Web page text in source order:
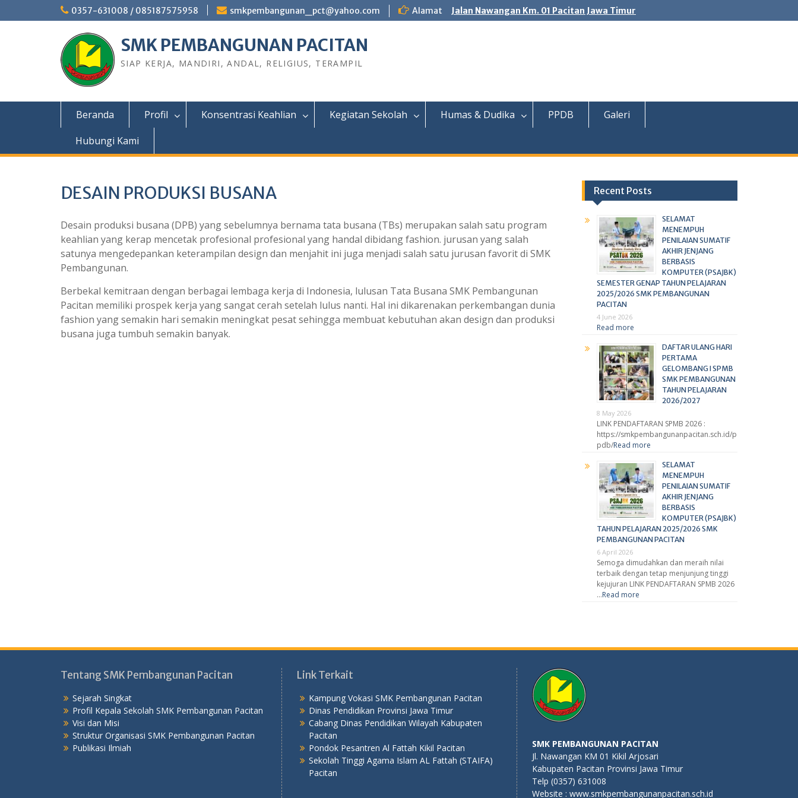
0357-631008 / 085187575958 smkpembangunan_pct@yahoo.com Alamat Jalan Nawangan Km. 01 Pacitan Jawa Timur
SMK PEMBANGUNAN PACITAN
SIAP KERJA, MANDIRI, ANDAL, RELIGIUS, TERAMPIL
Beranda Profil Konsentrasi Keahlian Kegiatan Sekolah Humas & Dudika PPDB
Galeri
Hubungi Kami
DESAIN PRODUKSI BUSANA
Desain produksi busana (DPB) yang sebelumnya bernama tata busana (TBs) merupakan salah satu program
keahlian yang kerap mencetak profesional profesional yang handal dibidang fashion. jurusan yang salah
satunya mengedepankan keterampilan design dan menjahit ini juga menjadi salah satu jurusan favorit di SMK
Pembangunan.
Berbekal kemitraan dengan berbagai lembaga kerja di Indonesia, lulusan Tata Busana SMK Pembangunan
Pacitan memiliki prospek kerja yang sangat cerah setelah lulus nanti. Hal ini dikarenakan perkembangan dunia
fashion yang semakin hari semakin meningkat pesat sehingga membuat kebutuhan akan design dan produksi
busana juga tumbuh semakin banyak.
Recent Posts
SELAMAT
MENEMPUH
PENILAIAN SUMATIF
AKHIR JENJANG
BERBASIS
KOMPUTER (PSAJBK)
SEMESTER GENAP TAHUN PELAJARAN
2025/2026 SMK PEMBANGUNAN
PACITAN
4 June 2026
Read more
DAFTAR ULANG HARI
PERTAMA
GELOMBANG I SPMB
SMK PEMBANGUNAN
TAHUN PELAJARAN
2026/2027
8 May 2026
LINK PENDAFTARAN SPMB 2026 :
https://smkpembangunanpacitan.sch.id/p
pdb/Read more
SELAMAT
MENEMPUH
PENILAIAN SUMATIF
AKHIR JENJANG
BERBASIS
KOMPUTER (PSAJBK)
TAHUN PELAJARAN 2025/2026 SMK
PEMBANGUNAN PACITAN
6 April 2026
Semoga dimudahkan dan meraih nilai
terbaik dengan tetap menjunjung tinggi
kejujuran LINK PENDAFTARAN SPMB 2026
…Read more
Tentang SMK Pembangunan Pacitan
Sejarah Singkat
Profil Kepala Sekolah SMK Pembangunan Pacitan
Visi dan Misi
Struktur Organisasi SMK Pembangunan Pacitan
Publikasi Ilmiah
Link Terkait
Kampung Vokasi SMK Pembangunan Pacitan
Dinas Pendidikan Provinsi Jawa Timur
Cabang Dinas Pendidikan Wilayah Kabupaten
Pacitan
Pondok Pesantren Al Fattah Kikil Pacitan
Sekolah Tinggi Agama Islam AL Fattah (STAIFA)
Pacitan
SMK PEMBANGUNAN PACITAN
Jl. Nawangan KM 01 Kikil Arjosari
Kabupaten Pacitan Provinsi Jawa Timur
Telp (0357) 631008
Website : www.smkpembangunanpacitan.sch.id